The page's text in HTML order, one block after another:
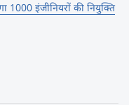
इंजीनियरों की नियुक्ति